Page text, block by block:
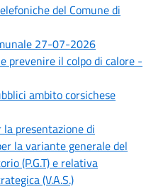
del Comune di
27-07-2026
prevenire il colpo di calore -
ambito corsichese
presentazione di
la variante generale del
(P.G.T) e relativa
(V.A.S.)